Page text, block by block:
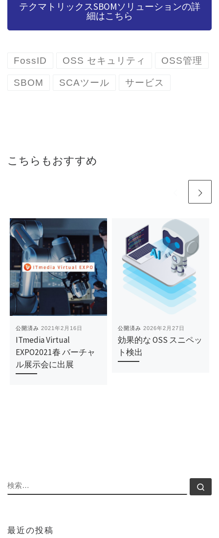
テクマトリックスSBOMソリューションの詳
細はこちら
FossID OSS セキュリティ OSS管理
SBOM SCAツール サービス
こちらもおすすめ
公開済み2021年2月16日
ITmedia Virtual
EXPO2021春 バーチャ
ル展示会に出展
公開済み2026年2月27日
効果的な OSS スニペッ
ト検出
検索
最近の投稿